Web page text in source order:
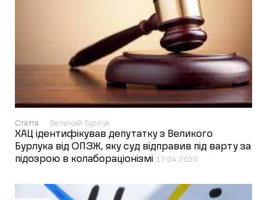
Стаття Великий Бурлук
ХАЦ ідентифікував депутатку з Великого
Бурлука від ОПЗЖ, яку суд відправив під варту за
підозрою в колабораціонізмі 17.04.2023